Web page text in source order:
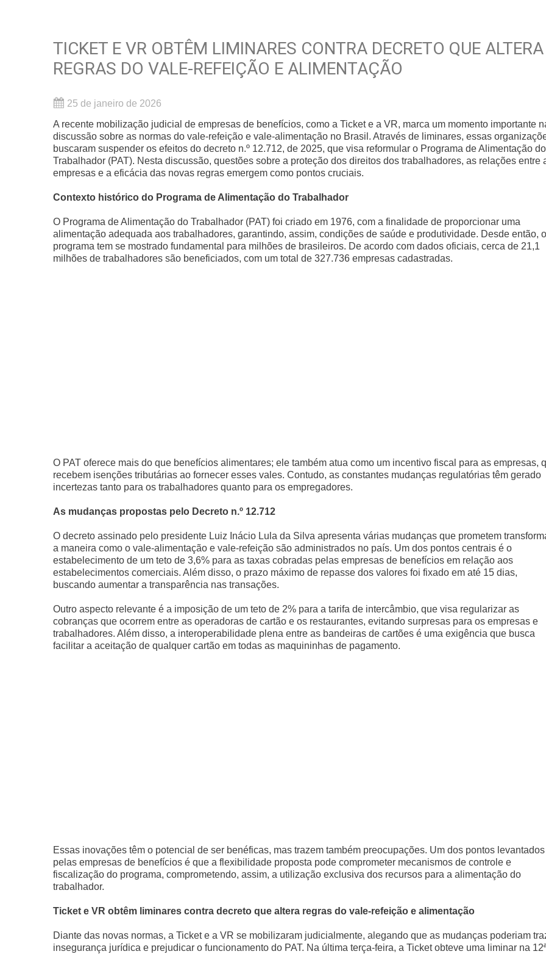
TICKET E VR OBTÊM LIMINARES CONTRA DECRETO QUE ALTERA
REGRAS DO VALE-REFEIÇÃO E ALIMENTAÇÃO
25 de janeiro de 2026
A recente mobilização judicial de empresas de benefícios, como a Ticket e a VR, marca um momento importante
discussão sobre as normas do vale-refeição e vale-alimentação no Brasil. Através de liminares, essas
buscaram suspender os efeitos do decreto n.º 12.712, de 2025, que visa reformular o Programa de Alimentação do
Trabalhador (PAT). Nesta discussão, questões sobre a proteção dos direitos dos trabalhadores, as relações entre
empresas e a eficácia das novas regras emergem como pontos cruciais.
Contexto histórico do Programa de Alimentação do Trabalhador
O Programa de Alimentação do Trabalhador (PAT) foi criado em 1976, com a finalidade de proporcionar uma
alimentação adequada aos trabalhadores, garantindo, assim, condições de saúde e produtividade. Desde então, o
programa tem se mostrado fundamental para milhões de brasileiros. De acordo com dados oficiais, cerca de 21,1
milhões de trabalhadores são beneficiados, com um total de 327.736 empresas cadastradas.
O PAT oferece mais do que benefícios alimentares; ele também atua como um incentivo fiscal para as empresas,
recebem isenções tributárias ao fornecer esses vales. Contudo, as constantes mudanças regulatórias têm gerado
incertezas tanto para os trabalhadores quanto para os empregadores.
As mudanças propostas pelo Decreto n.º 12.712
O decreto assinado pelo presidente Luiz Inácio Lula da Silva apresenta várias mudanças que prometem
a maneira como o vale-alimentação e vale-refeição são administrados no país. Um dos pontos centrais é o
estabelecimento de um teto de 3,6% para as taxas cobradas pelas empresas de benefícios em relação aos
estabelecimentos comerciais. Além disso, o prazo máximo de repasse dos valores foi fixado em até 15 dias,
buscando aumentar a transparência nas transações.
Outro aspecto relevante é a imposição de um teto de 2% para a tarifa de intercâmbio, que visa regularizar as
cobranças que ocorrem entre as operadoras de cartão e os restaurantes, evitando surpresas para os empresas e
trabalhadores. Além disso, a interoperabilidade plena entre as bandeiras de cartões é uma exigência que busca
facilitar a aceitação de qualquer cartão em todas as maquininhas de pagamento.
Essas inovações têm o potencial de ser benéficas, mas trazem também preocupações. Um dos pontos levantados
pelas empresas de benefícios é que a flexibilidade proposta pode comprometer mecanismos de controle e
fiscalização do programa, comprometendo, assim, a utilização exclusiva dos recursos para a alimentação do
trabalhador.
Ticket e VR obtêm liminares contra decreto que altera regras do vale-refeição e alimentação
Diante das novas normas, a Ticket e a VR se mobilizaram judicialmente, alegando que as mudanças poderiam
insegurança jurídica e prejudicar o funcionamento do PAT. Na última terça-feira, a Ticket obteve uma liminar na